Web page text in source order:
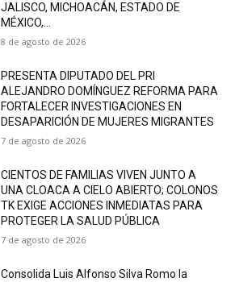
JALISCO, MICHOACÁN, ESTADO DE
MÉXICO,...
8 de agosto de 2026
PRESENTA DIPUTADO DEL PRI
ALEJANDRO DOMÍNGUEZ REFORMA PARA
FORTALECER INVESTIGACIONES EN
DESAPARICIÓN DE MUJERES MIGRANTES
7 de agosto de 2026
CIENTOS DE FAMILIAS VIVEN JUNTO A
UNA CLOACA A CIELO ABIERTO; COLONOS
TK EXIGE ACCIONES INMEDIATAS PARA
PROTEGER LA SALUD PÚBLICA
7 de agosto de 2026
Consolida Luis Alfonso Silva Romo la